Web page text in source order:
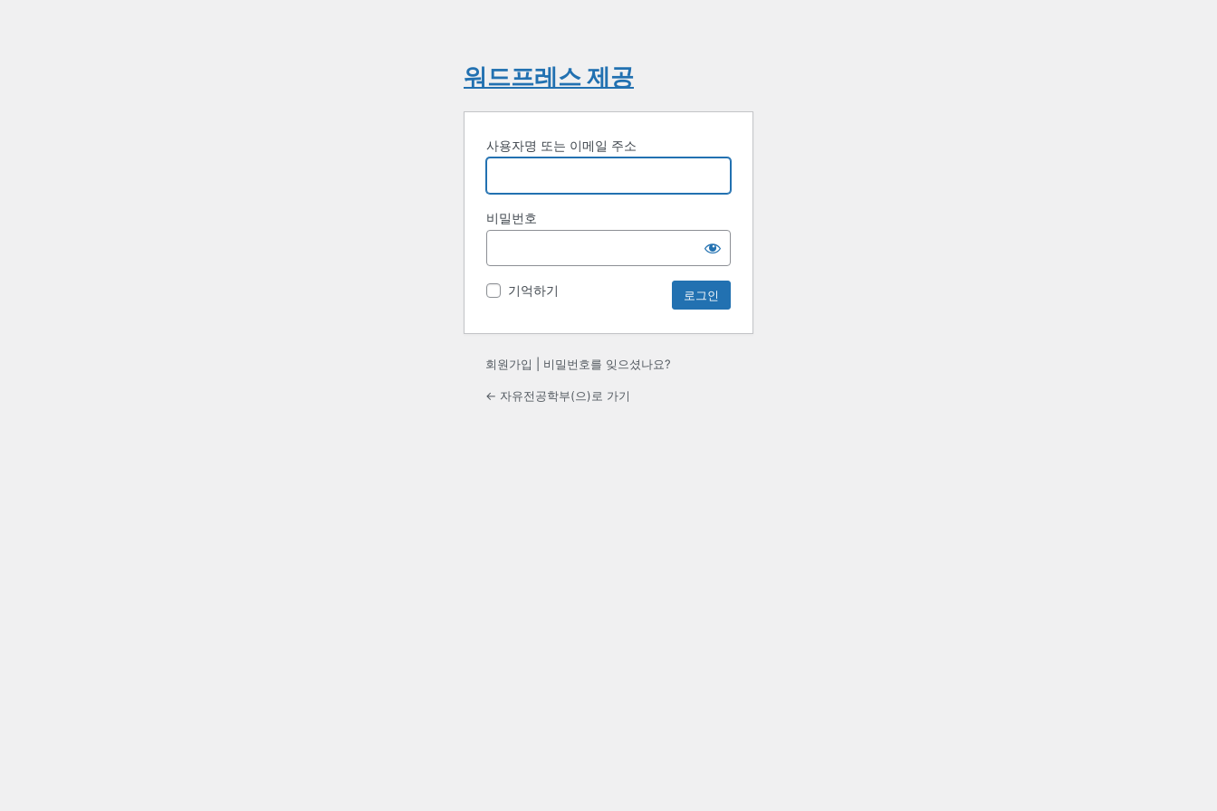
워드프레스 제공
사용자명 또는 이메일 주소
비밀번호
기억하기
회원가입 비밀번호를 잊으셨나요?
← 자유전공학부(으)로 가기